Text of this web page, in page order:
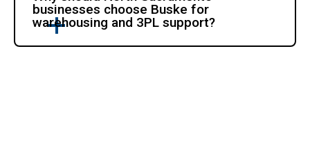
businesses choose Buske for
warehousing and 3PL support?